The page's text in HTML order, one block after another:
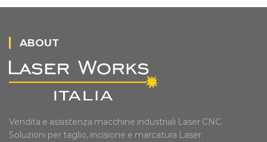
ABOUT
Vendita e assistenza macchine industriali Laser CNC.
Soluzioni per taglio, incisione e marcatura Laser.